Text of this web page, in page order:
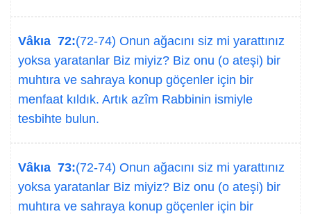
Vâkıa 72:(72-74) Onun ağacını siz mi yarattınız
yoksa yaratanlar Biz miyiz? Biz onu (o ateşi) bir
muhtıra ve sahraya konup göçenler için bir
menfaat kıldık. Artık azîm Rabbinin ismiyle
tesbihte bulun.
Vâkıa 73:(72-74) Onun ağacını siz mi yarattınız
yoksa yaratanlar Biz miyiz? Biz onu (o ateşi) bir
muhtıra ve sahraya konup göçenler için bir